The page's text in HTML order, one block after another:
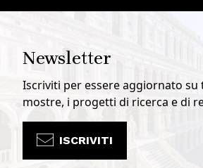
Newsletter
Iscriviti per essere aggiornato su
mostre, i progetti di ricerca e di
ISCRIVITI